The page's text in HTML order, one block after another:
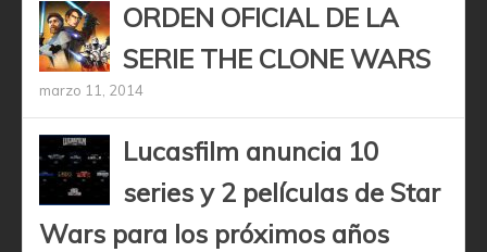
ORDEN OFICIAL DE LA
SERIE THE CLONE WARS
marzo 11, 2014
Lucasfilm anuncia 10
series y 2 películas de Star
Wars para los próximos años